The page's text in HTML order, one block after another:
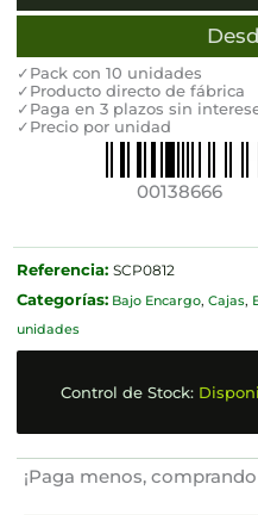
✓Pack con 10 unidades
✓Producto directo de fábrica
✓Paga en 3 plazos sin
✓Precio por unidad
00138666
Referencia: SCP0812
Categorías: Bajo Encargo, Cajas,
unidades
Control de Stock:
¡Paga menos,